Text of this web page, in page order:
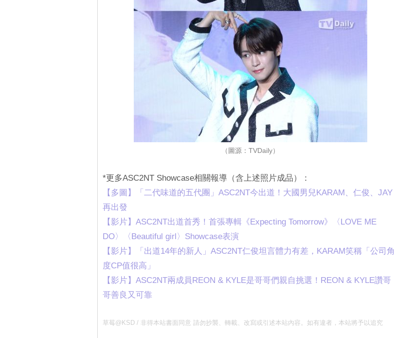
（圖源：TVDaily）
*更多ASC2NT Showcase相關報導（含上述照片成品）：
‎【多圖】「二代味道的五代團」ASC2NT今出道！大國男兒KARAM、仁俊、JAY
再出發
【影片】ASC2NT出道首秀！首張專輯《Expecting Tomorrow》〈LOVE ME
DO〉〈Beautiful girl〉Showcase表演
‎【影片】「出道14年的新人」ASC2NT仁俊坦言體力有差，KARAM笑稱「公司角
度CP值很高」‎
【影片】ASC2NT兩成員REON & KYLE是哥哥們親自挑選！REON & KYLE讚哥
哥善良又可靠
草莓@KSD / 非得本站書面同意 請勿抄襲、轉載、改寫或引述本站內容。如有違者，本站將予以追究